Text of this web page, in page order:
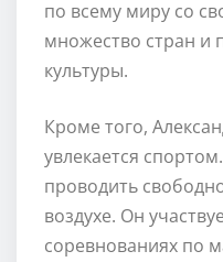
по всему миру со
множество стран и
культуры.
Кроме того,
увлекается
проводить
воздухе. Он
соревнованиях по